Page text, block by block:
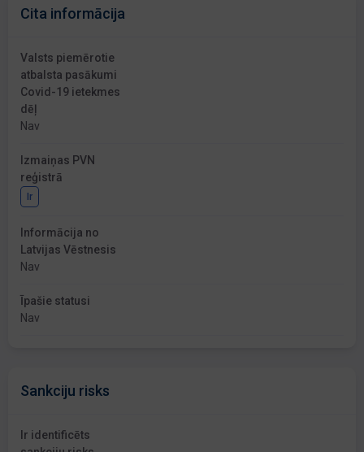
Cita informācija
Valsts piemērotie
atbalsta pasākumi
Covid-19 ietekmes
dēļ
Nav
Izmaiņas PVN
reģistrā
Ir
Informācija no
Latvijas Vēstnesis
Nav
Īpašie statusi
Nav
Sankciju risks
Ir identificēts